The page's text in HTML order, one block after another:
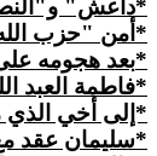
*داعش"
*أمن "حزب
*بعد هجومه
*فاطمة العبد
*إلى أخي الذي
*سليمان عقد مع